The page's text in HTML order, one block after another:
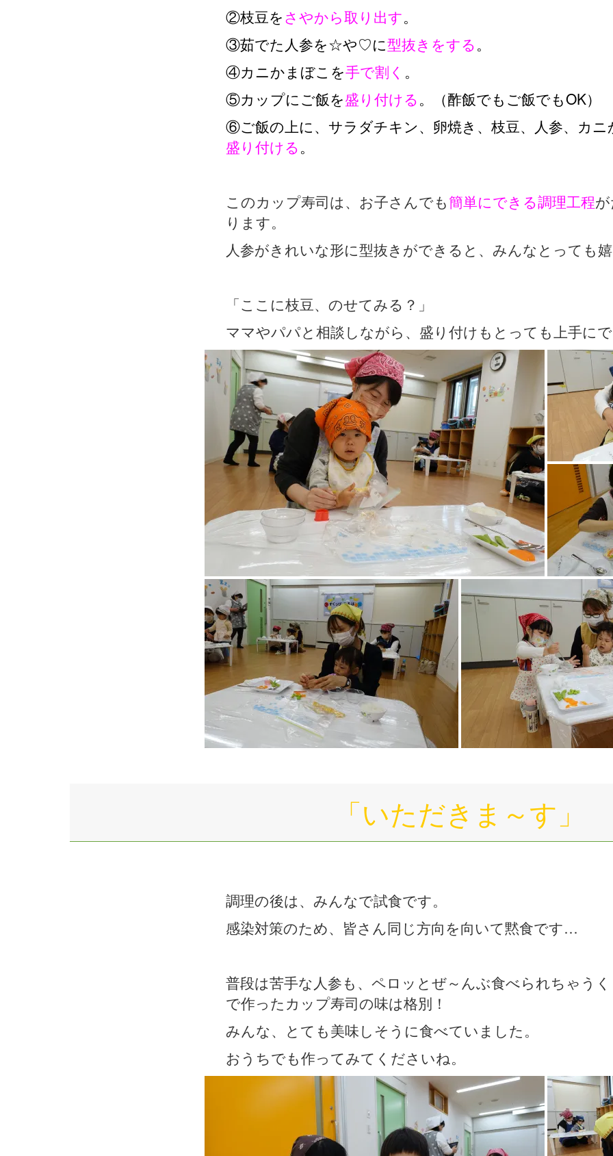
②枝豆をさやから取り出す。
③茹でた人参を☆や♡に型抜きをする。
④カニかまぼこを手で割く 。
⑤カップにご飯を盛り付ける。（酢飯でもご飯でもOK）
⑥ご飯の上に、サラダチキン、卵焼き、枝豆、人参、カ
盛り付ける。
このカップ寿司は、お子さんでも簡単にできる調理工程
ります。
人参がきれいな形に型抜きができると、みんなとっても
「ここに枝豆、のせてみる？」
ママやパパと相談しながら、盛り付けもとっても上手に
「いただきま～す」
調理の後は、みんなで試食です。
感染対策のため、皆さん同じ方向を向いて黙食です…
普段は苦手な人参も、ペロッとぜ～んぶ食べられちゃう
で作ったカップ寿司の味は格別！
みんな、とても美味しそうに食べていました。
おうちでも作ってみてくださいね。